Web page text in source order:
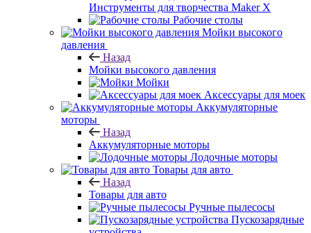
Инструменты для творчества Maker X
Рабочие столы
Мойки высокого
давления
Назад
Мойки высокого давления
Мойки
Аксессуары для моек
Аккумуляторные
моторы
Назад
Аккумуляторные моторы
Лодочные моторы
Товары для авто
Назад
Товары для авто
Ручные пылесосы
Пускозарядные